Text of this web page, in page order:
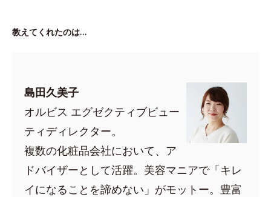
教えてくれたのは…
島田久美子
オルビス エグゼクティブビュー
ティディレクター。
複数の化粧品会社において、ア
ドバイザーとして活躍。美容マニアで「キレ
イになることを諦めない」がモットー。豊富